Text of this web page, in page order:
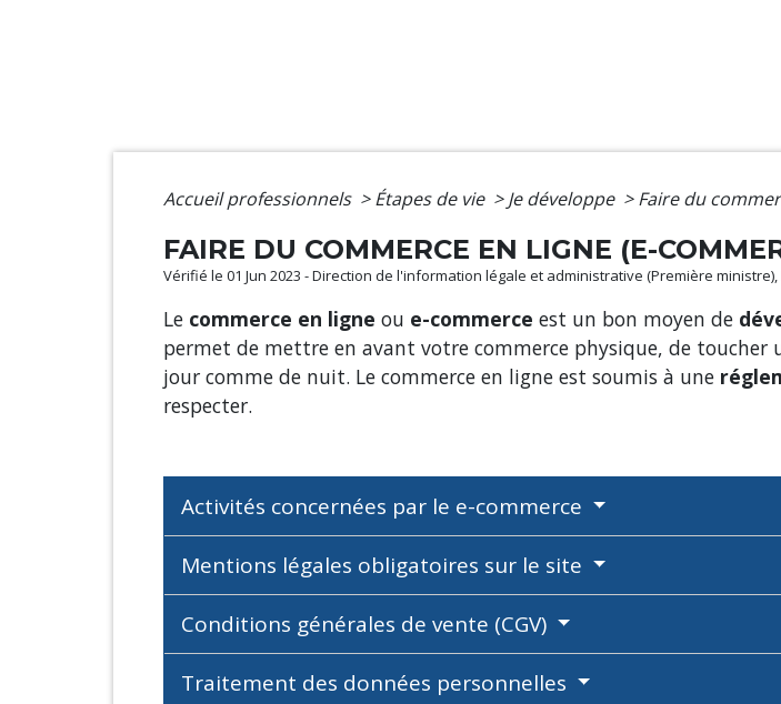
Accueil professionnels > Étapes de vie > Je développe > Faire du
FAIRE DU COMMERCE EN LIGNE (E-
Vérifié le 01 Jun 2023 - Direction de l'information légale et administrative (Première
Le commerce en ligne ou e-commerce est un bon moyen de
permet de mettre en avant votre commerce physique, de toucher
jour comme de nuit. Le commerce en ligne est soumis à une
respecter.
Activités concernées par le e-commerce
Mentions légales obligatoires sur le site
Conditions générales de vente (CGV)
Traitement des données personnelles